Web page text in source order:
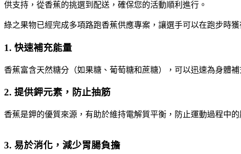
供支持，從香蕉的挑選到配送，確保您的活動順利進行。
綠之果物已經完成多項路跑香蕉供應專案，讓選手可以在跑步時獲
1. 快速補充能量
香蕉富含天然糖分（如果糖、葡萄糖和蔗糖），可以迅速為身體
2. 提供鉀元素，防止抽筋
香蕉是鉀的優質來源，有助於維持電解質平衡，防止運動過程中
3. 易於消化，減少胃腸負擔